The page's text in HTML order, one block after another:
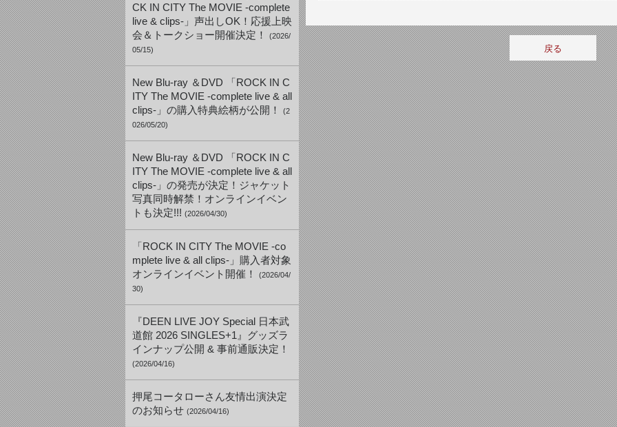
CK IN CITY The MOVIE -complete
live & clips-」声出しOK！応援上映
会＆トークショー開催決定！
(2026/
05/15)
New Blu-ray ＆DVD 「ROCK IN C
ITY The MOVIE -complete live & all
clips-」の購入特典絵柄が公開！
(2
026/05/20)
New Blu-ray ＆DVD 「ROCK IN C
ITY The MOVIE -complete live & all
clips-」の発売が決定！ジャケット
写真同時解禁！オンラインイベン
トも決定!!! (2026/04/30)
「ROCK IN CITY The MOVIE -co
mplete live & all clips-」購入者対象
オンラインイベント開催！
(2026/04/
30)
『DEEN LIVE JOY Special 日本武
道館 2026 SINGLES+1』グッズラ
インナップ公開 & 事前通販決定！
(2026/04/16)
押尾コータローさん友情出演決定
のお知らせ (2026/04/16)
戻る